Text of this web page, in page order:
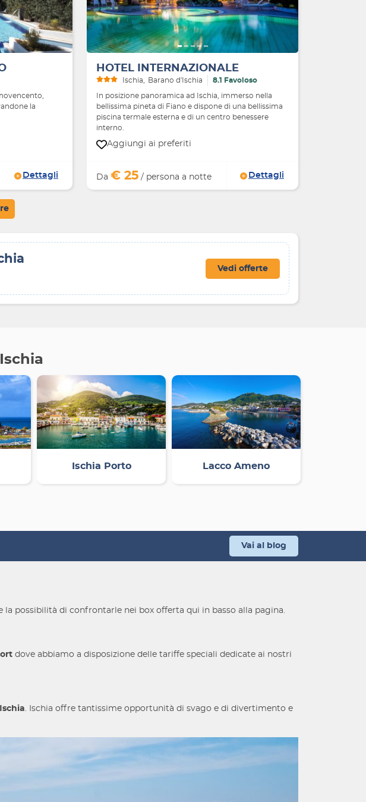
la
Dettagli
HOTEL INTERNAZIONALE
Ischia Barano d'Ischia 8.1 Favoloso
In posizione panoramica ad Ischia, immerso nella
bellissima pineta di Fiano e dispone di una bellissima
piscina termale esterna e di un centro benessere
interno.
Aggiungi ai preferiti
Da € 25 / persona a notte Dettagli
Vedi offerte
Ischia Porto Lacco Ameno
Vai al blog
la possibilità di confrontarle nei box offerta qui in basso alla pagina.
dove abbiamo a disposizione delle tariffe speciali dedicate ai nostri
. Ischia offre tantissime opportunità di svago e di divertimento e